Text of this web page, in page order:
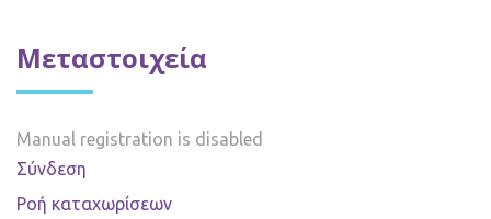
Μεταστοιχεία
Manual registration is disabled
Σύνδεση
Ροή καταχωρίσεων